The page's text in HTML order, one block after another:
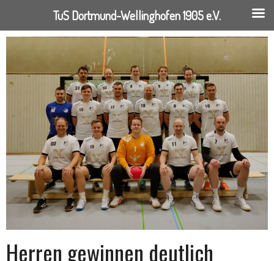
Springe
Herren gewinnen deutlich
TuS Dortmund-Wellinghofen 1905 e.V.